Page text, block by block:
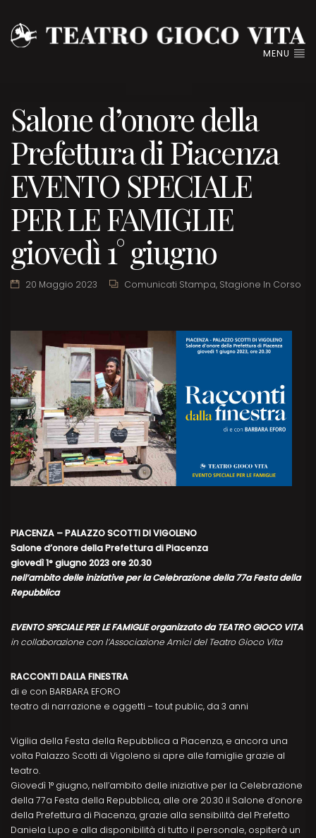
MENU
Salone d’onore della
Prefettura di Piacenza
EVENTO SPECIALE
PER LE FAMIGLIE
giovedì 1° giugno
20 Maggio 2023 Comunicati Stampa, Stagione In Corso
PIACENZA – PALAZZO SCOTTI DI VIGOLENO
Salone d’onore della Prefettura di Piacenza
giovedì 1° giugno 2023 ore 20.30
nell’ambito delle iniziative per la Celebrazione della 77a Festa della
Repubblica
EVENTO SPECIALE PER LE FAMIGLIE organizzato da TEATRO GIOCO VITA
in collaborazione con l’Associazione Amici del Teatro Gioco Vita
RACCONTI DALLA FINESTRA
di e con BARBARA EFORO
teatro di narrazione e oggetti – tout public, da 3 anni
Vigilia della Festa della Repubblica a Piacenza, e ancora una
volta Palazzo Scotti di Vigoleno si apre alle famiglie grazie al
teatro.
Giovedì 1° giugno, nell’ambito delle iniziative per la Celebrazione
della 77a Festa della Repubblica, alle ore 20.30 il Salone d’onore
della Prefettura di Piacenza, grazie alla sensibilità del Prefetto
Daniela Lupo e alla disponibilità di tutto il personale, ospiterà un